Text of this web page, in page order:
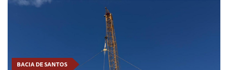
BACIA DE SANTOS